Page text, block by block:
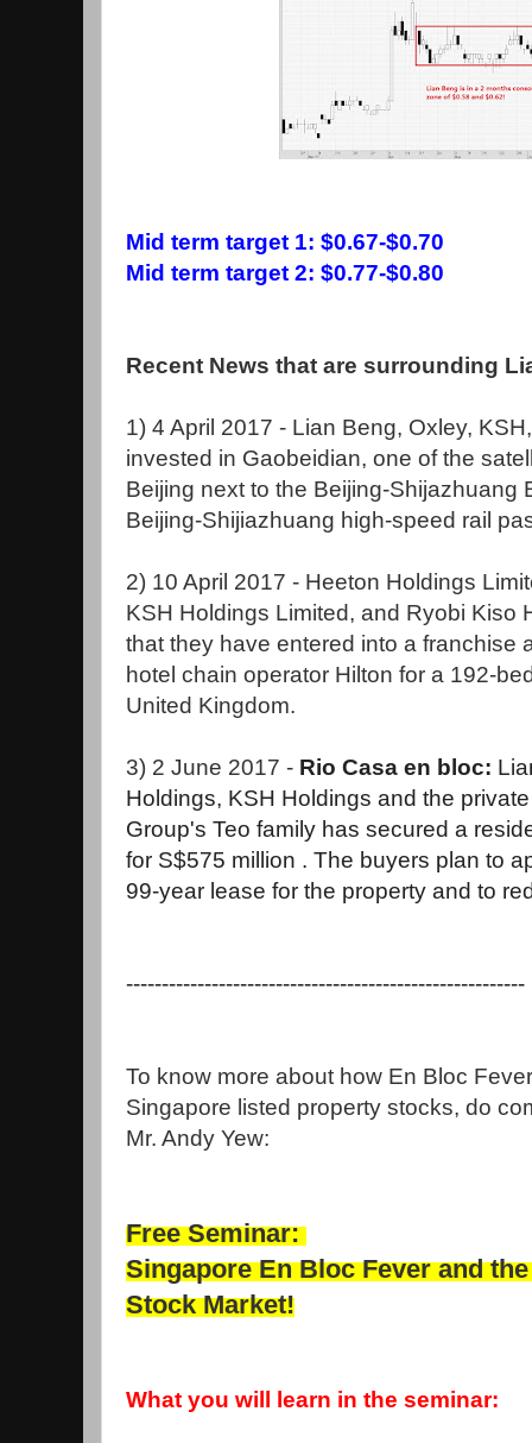
Mid term target 1: $0.67-$0.70
Mid term target 2: $0.77-$0.80
Recent News that are surrounding
1) 4 April 2017 - Lian Beng, Oxley,
invested in Gaobeidian, one of the
Beijing next to the Beijing-Shijazhuang
Beijing-Shijiazhuang high-speed rail
2) 10 April 2017 - Heeton Holdings
KSH Holdings Limited, and Ryobi Kiso
that they have entered into a franchise
hotel chain operator Hilton for a 192-
United Kingdom.
3) 2 June 2017 - Rio Casa en bloc:
Holdings, KSH Holdings and the
Group's Teo family has secured a
for S$575 million . The buyers plan to
99-year lease for the property and to
--------------------------------------------------------
To know more about how En Bloc
Singapore listed property stocks, do
Mr. Andy Yew:
Free Seminar:
Singapore En Bloc Fever and
Stock Market!
What you will learn in the seminar: